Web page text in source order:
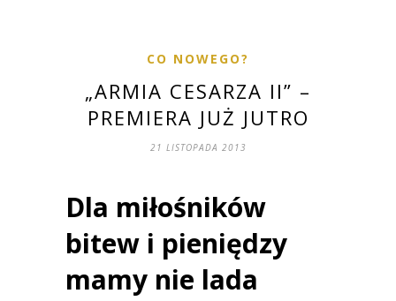
CO NOWEGO?
„ARMIA CESARZA II” –
PREMIERA JUŻ JUTRO
21 LISTOPADA 2013
Dla miłośników
bitew i pieniędzy
mamy nie lada